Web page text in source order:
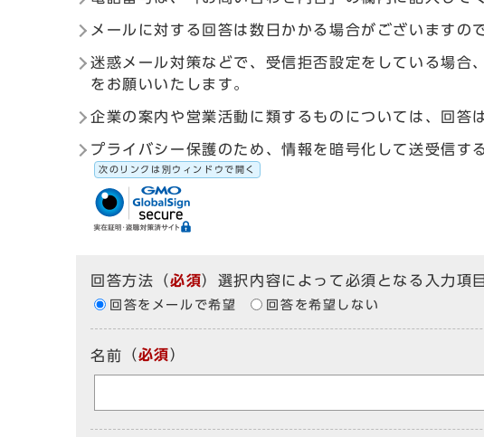
メールに対する回答は数日かかる場合がございますの
迷惑メール対策などで、受信拒否設定をしている場
をお願いいたします。
企業の案内や営業活動に類するものについては、回答
プライバシー保護のため、情報を暗号化して送受信
次のリンクは別ウィンドウで開く
回答方法 （必須）選択内容によって必須となる入力項
回答をメールで希望 回答を希望しない
名前 （必須）